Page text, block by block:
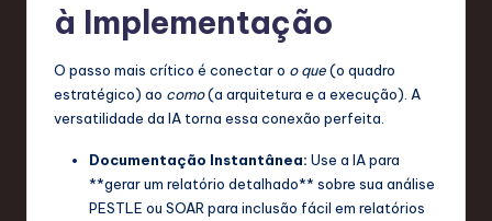
à Implementação
O passo mais crítico é conectar o o que(o quadro
estratégico) ao como(a arquitetura e a execução). A
versatilidade da IA torna essa conexão perfeita.
Documentação Instantânea: Use a IA para
**gerar um relatório detalhado** sobre sua análise
PESTLE ou SOAR para inclusão fácil em relatórios